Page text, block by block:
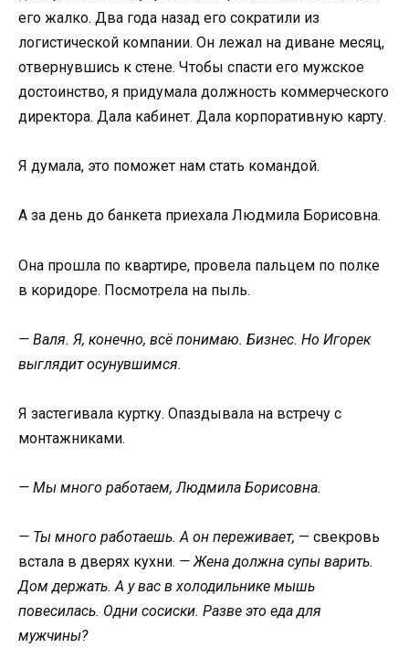
его жалко. Два года назад его сократили из
логистической компании. Он лежал на диване месяц,
отвернувшись к стене. Чтобы спасти его мужское
достоинство, я придумала должность коммерческого
директора. Дала кабинет. Дала корпоративную карту.
Я думала, это поможет нам стать командой.
А за день до банкета приехала Людмила Борисовна.
Она прошла по квартире, провела пальцем по полке
в коридоре. Посмотрела на пыль.
— Валя. Я, конечно, всё понимаю. Бизнес. Но Игорек
выглядит осунувшимся.
Я застегивала куртку. Опаздывала на встречу с
монтажниками.
— Мы много работаем, Людмила Борисовна.
— Ты много работаешь. А он переживает, — свекровь
встала в дверях кухни. — Жена должна супы варить.
Дом держать. А у вас в холодильнике мышь
повесилась. Одни сосиски. Разве это еда для
мужчины?